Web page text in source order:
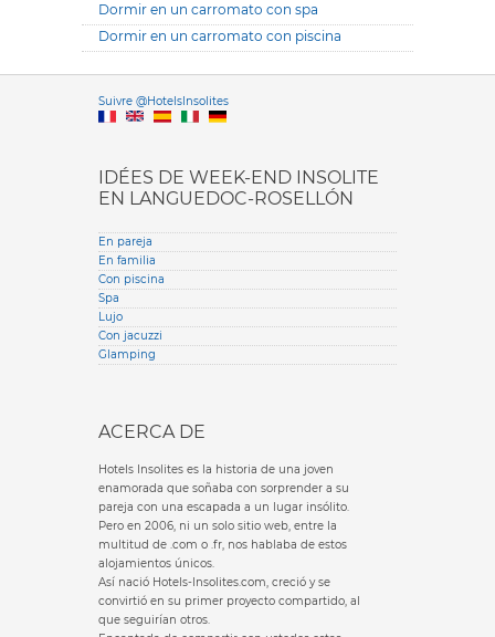
Dormir en un carromato con spa
Dormir en un carromato con piscina
Suivre @HotelsInsolitesVersione
IDÉES DE WEEK-END INSOLITE
EN LANGUEDOC-ROSELLÓN
En pareja
En familia
Con piscina
Spa
Lujo
Con jacuzzi
Glamping
ACERCA DE
Hotels Insolites es la historia de una joven
enamorada que soñaba con sorprender a su
pareja con una escapada a un lugar insólito.
Pero en 2006, ni un solo sitio web, entre la
multitud de .com o .fr, nos hablaba de estos
alojamientos únicos.
Así nació Hotels-Insolites.com, creció y se
convirtió en su primer proyecto compartido, al
que seguirían otros.